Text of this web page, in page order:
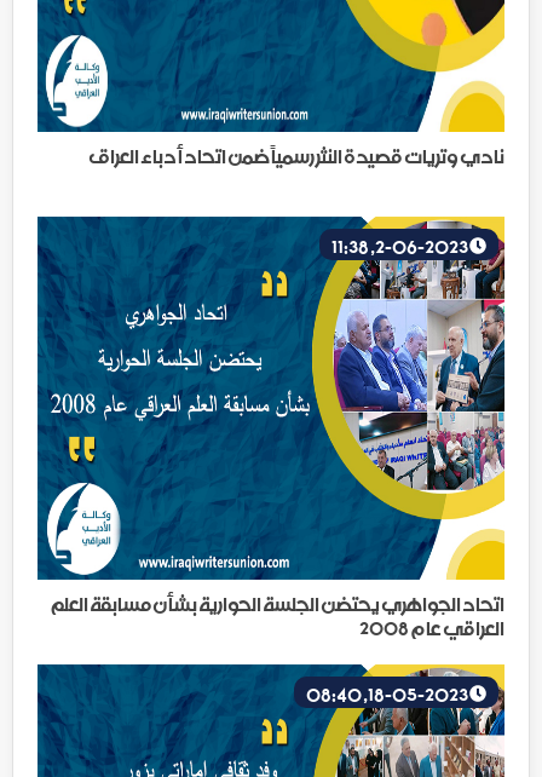
نادي وتريات قصيدة النثر رسمياً ضمن اتحاد أدباء العراق
اتحاد الجواهري يحتضن الجلسة الحوارية بشأن مسابقة العلم
العراقي عام 2008